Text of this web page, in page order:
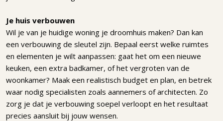
Je huis verbouwen
Wil je van je huidige woning je droomhuis maken? Dan kan
een verbouwing de sleutel zijn. Bepaal eerst welke ruimtes
en elementen je wilt aanpassen: gaat het om een nieuwe
keuken, een extra badkamer, of het vergroten van de
woonkamer? Maak een realistisch budget en plan, en betrek
waar nodig specialisten zoals aannemers of architecten. Zo
zorg je dat je verbouwing soepel verloopt en het resultaat
precies aansluit bij jouw wensen.